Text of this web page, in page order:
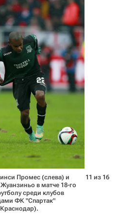
Промес (слева) и
в матче 18-го
среди клубов
ФК "Спартак"
11 из 16